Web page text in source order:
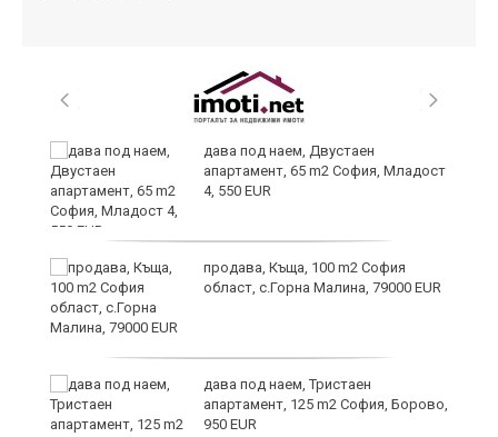
дава под наем, Двустаен
апартамент, 65 m2 София, Младост
4, 550 EUR
продава, Къща, 100 m2 София
област, с.Горна Малина, 79000 EUR
дава под наем, Тристаен
апартамент, 125 m2 София, Борово,
950 EUR